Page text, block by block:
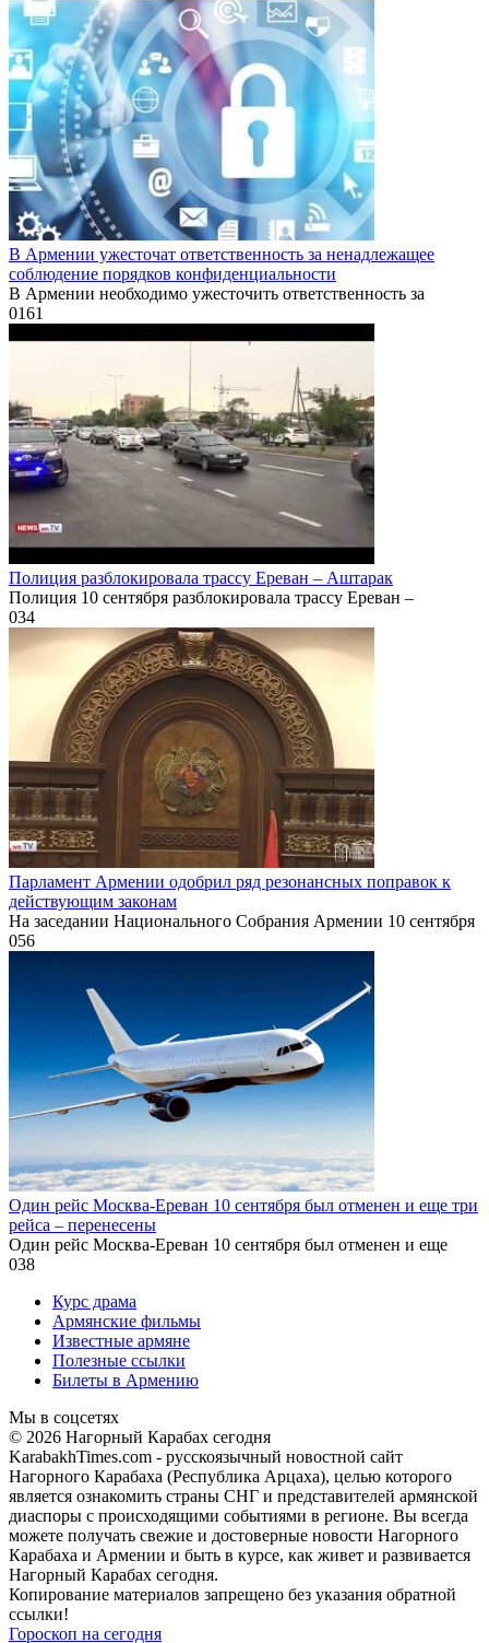
В Армении ужесточат ответственность за ненадлежащее
соблюдение порядков конфиденциальности
В Армении необходимо ужесточить ответственность за
0161
Полиция разблокировала трассу Ереван – Аштарак
Полиция 10 сентября разблокировала трассу Ереван –
034
Парламент Армении одобрил ряд резонансных поправок к
действующим законам
На заседании Национального Собрания Армении 10 сентября
056
Один рейс Москва-Ереван 10 сентября был отменен и еще три
рейса – перенесены
Один рейс Москва-Ереван 10 сентября был отменен и еще
038
Курс драма
Армянские фильмы
Известные армяне
Полезные ссылки
Билеты в Армению
Мы в соцсетях
© 2026 Нагорный Карабах сегодня
KarabakhTimes.com - русскоязычный новостной сайт
Нагорного Карабаха (Республика Арцаха), целью которого
является ознакомить страны СНГ и представителей армянской
диаспоры с происходящими событиями в регионе. Вы всегда
можете получать свежие и достоверные новости Нагорного
Карабаха и Армении и быть в курсе, как живет и развивается
Нагорный Карабах сегодня.
Копирование материалов запрещено без указания обратной
ссылки!
Гороскоп на сегодня